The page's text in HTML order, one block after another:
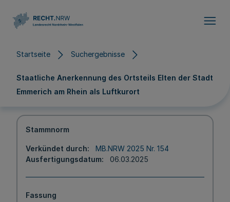
Startseite Suchergebnisse
Staatliche Anerkennung des Ortsteils Elten der Stadt
Emmerich am Rhein als Luftkurort
Stammnorm
Verkündet durch
MB.NRW 2025 Nr. 154
Ausfertigungsdatum
06.03.2025
Fassung